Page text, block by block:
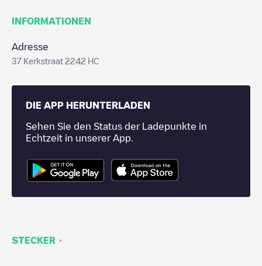
INFORMATIONEN
Adresse
37 Kerkstraat 2242 HC
DIE APP HERUNTERLADEN
Sehen Sie den Status der Ladepunkte in
Echtzeit in unserer App.
STECKER ·